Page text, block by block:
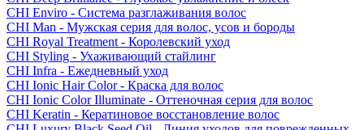
CHI Enviro - Система разглаживания волос
CHI Man - Мужская серия для волос, усов и бороды
CHI Royal Treatment - Королевский уход
CHI Styling - Ухаживающий стайлинг
CHI Infra - Ежедневный уход
CHI Ionic Hair Color - Краска для волос
CHI Ionic Color Illuminate - Оттеночная серия для волос
CHI Keratin - Кератиновое восстановление волос